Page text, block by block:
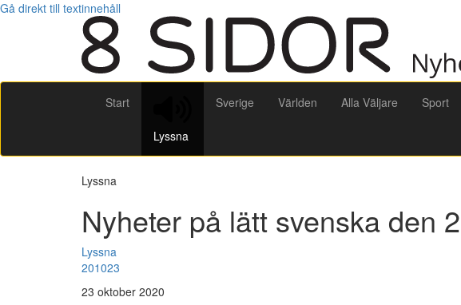
Gå direkt till textinnehåll
Start
Lyssna
Sverige Världen Alla Väljare Sport
Lyssna
Nyheter på lätt svenska den
Lyssna
201023
23 oktober 2020